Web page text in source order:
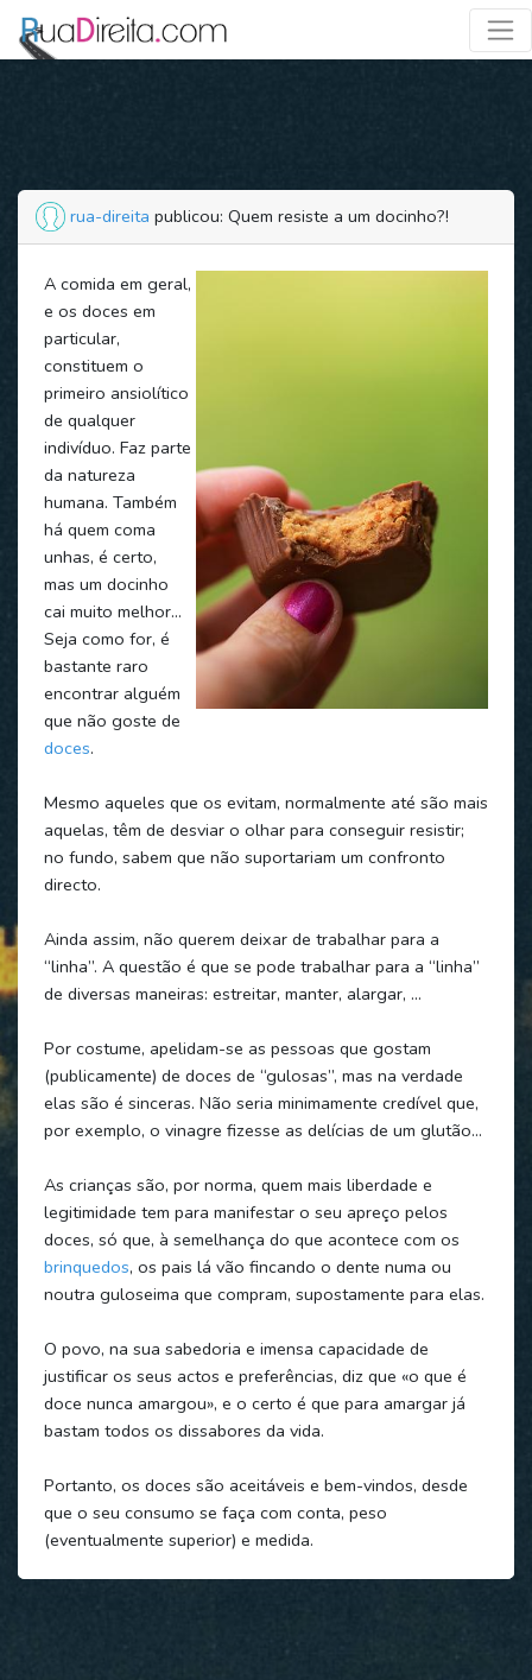
rua-direita publicou: Quem resiste a um docinho?!
A comida em geral,
e os doces em
particular,
constituem o
primeiro ansiolítico
de qualquer
indivíduo. Faz parte
da natureza
humana. Também
há quem coma
unhas, é certo,
mas um docinho
cai muito melhor…
Seja como for, é
bastante raro
encontrar alguém
que não goste de
doces.
Mesmo aqueles que os evitam, normalmente até são mais
aquelas, têm de desviar o olhar para conseguir resistir;
no fundo, sabem que não suportariam um confronto
directo.
Ainda assim, não querem deixar de trabalhar para a
“linha”. A questão é que se pode trabalhar para a “linha”
de diversas maneiras: estreitar, manter, alargar, …
Por costume, apelidam-se as pessoas que gostam
(publicamente) de doces de “gulosas”, mas na verdade
elas são é sinceras. Não seria minimamente credível que,
por exemplo, o vinagre fizesse as delícias de um glutão…
As crianças são, por norma, quem mais liberdade e
legitimidade tem para manifestar o seu apreço pelos
doces, só que, à semelhança do que acontece com os
brinquedos, os pais lá vão fincando o dente numa ou
noutra guloseima que compram, supostamente para elas.
O povo, na sua sabedoria e imensa capacidade de
justificar os seus actos e preferências, diz que «o que é
doce nunca amargou», e o certo é que para amargar já
bastam todos os dissabores da vida.
Portanto, os doces são aceitáveis e bem-vindos, desde
que o seu consumo se faça com conta, peso
(eventualmente superior) e medida.